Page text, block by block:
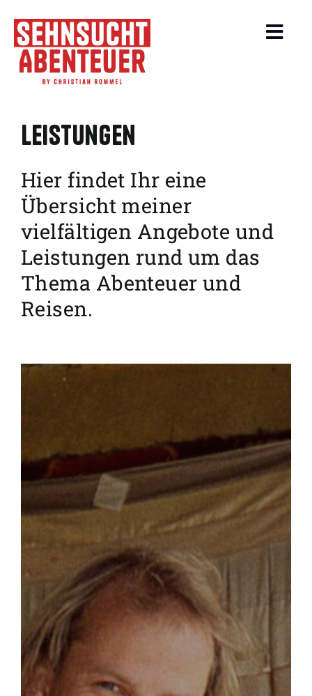
Inhalt
springen
Events
Beiträge
Leistungen
Service
Reiseangebote
Leistungen
Hier findet Ihr eine
Übersicht meiner
vielfältigen Angebote und
Leistungen rund um das
Thema Abenteuer und
Reisen.